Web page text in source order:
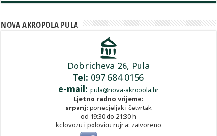
NOVA AKROPOLA PULA
Dobricheva 26, Pula
Tel: 097 684 0156
e-mail: pula@nova-akropola.hr
Ljetno radno vrijeme:
srpanj: ponedjeljak i četvrtak
od 19:30 do 21:30 h
kolovozu i polovicu rujna: zatvoreno